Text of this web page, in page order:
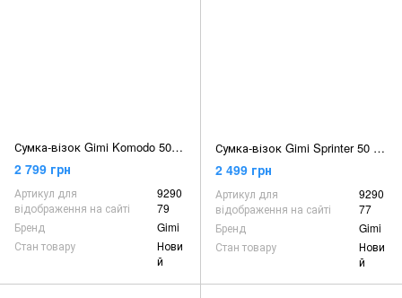
Сумка-візок Gimi Komodo 50 Blue (168434)
2 799 грн
Артикул для
відображення на сайті
9290
79
Бренд
Gimi
Стан товару
Нови
й
Сумка-візок Gimi Sprinter 50 Violet (168405)
2 499 грн
Артикул для
відображення на сайті
9290
77
Бренд
Gimi
Стан товару
Нови
й